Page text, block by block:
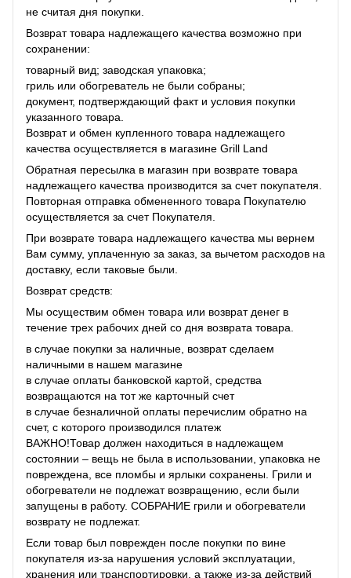
не считая дня покупки.
Возврат товара надлежащего качества возможно при
сохранении:
товарный вид; заводская упаковка;
гриль или обогреватель не были собраны;
документ, подтверждающий факт и условия покупки
указанного товара.
Возврат и обмен купленного товара надлежащего
качества осуществляется в магазине Grill Land
Обратная пересылка в магазин при возврате товара
надлежащего качества производится за счет покупателя.
Повторная отправка обмененного товара Покупателю
осуществляется за счет Покупателя.
При возврате товара надлежащего качества мы вернем
Вам сумму, уплаченную за заказ, за ​​вычетом расходов на
доставку, если таковые были.
Возврат средств:
Мы осуществим обмен товара или возврат денег в
течение трех рабочих дней со дня возврата товара.
в случае покупки за наличные, возврат сделаем
наличными в нашем магазине
в случае оплаты банковской картой, средства
возвращаются на тот же карточный счет
в случае безналичной оплаты перечислим обратно на
счет, с которого производился платеж
ВАЖНО!Товар должен находиться в надлежащем
состоянии – вещь не была в использовании, упаковка не
повреждена, все пломбы и ярлыки сохранены. Грили и
обогреватели не подлежат возвращению, если были
запущены в работу. СОБРАНИЕ грили и обогреватели
возврату не подлежат.
Если товар был поврежден после покупки по вине
покупателя из-за нарушения условий эксплуатации,
хранения или транспортировки, а также из-за действий